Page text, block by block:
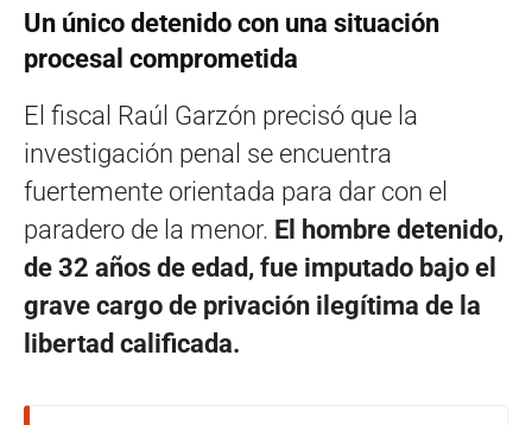
Un único detenido con una situación
procesal comprometida
El fiscal Raúl Garzón precisó que la
investigación penal se encuentra
fuertemente orientada para dar con el
paradero de la menor. El hombre detenido,
de 32 años de edad, fue imputado bajo el
grave cargo de privación ilegítima de la
libertad calificada.